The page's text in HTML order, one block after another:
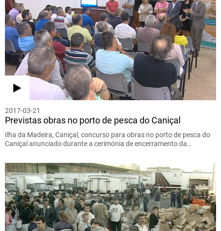
2017-03-21
Previstas obras no porto de pesca do Caniçal
Ilha da Madeira, Caniçal, concurso para obras no porto de pesca do
Caniçal anunciado durante a cerimónia de encerramento da…